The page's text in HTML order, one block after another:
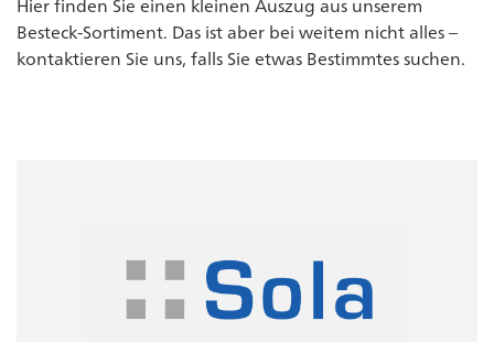
Besteck-Sortiment. Das ist aber bei weitem nicht alles –
kontaktieren Sie uns, falls Sie etwas Bestimmtes suchen.